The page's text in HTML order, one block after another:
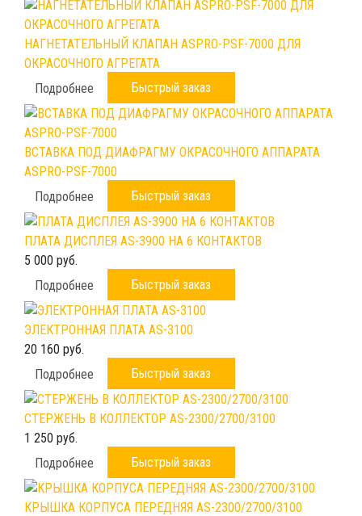
НАГНЕТАТЕЛЬНЫЙ КЛАПАН ASPRO-PSF-7000 ДЛЯ
ОКРАСОЧНОГО АГРЕГАТА
Подробнее
Быстрый заказ
ВСТАВКА ПОД ДИАФРАГМУ ОКРАСОЧНОГО АППАРАТА
ASPRO-PSF-7000
Подробнее
Быстрый заказ
ПЛАТА ДИСПЛЕЯ AS-3900 НА 6 КОНТАКТОВ
5 000 руб.
Подробнее
Быстрый заказ
ЭЛЕКТРОННАЯ ПЛАТА AS-3100
20 160 руб.
Подробнее
Быстрый заказ
СТЕРЖЕНЬ В КОЛЛЕКТОР AS-2300/2700/3100
1 250 руб.
Подробнее
Быстрый заказ
КРЫШКА КОРПУСА ПЕРЕДНЯЯ AS-2300/2700/3100